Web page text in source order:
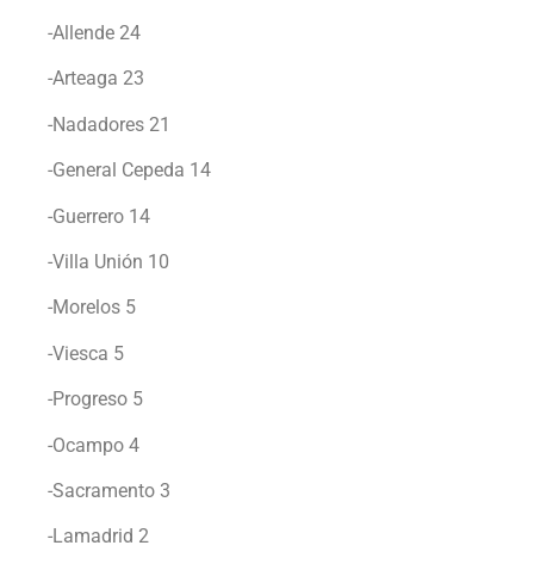
-Allende 24
-Arteaga 23
-Nadadores 21
-General Cepeda 14
-Guerrero 14
-Villa Unión 10
-Morelos 5
-Viesca 5
-Progreso 5
-Ocampo 4
-Sacramento 3
-Lamadrid 2